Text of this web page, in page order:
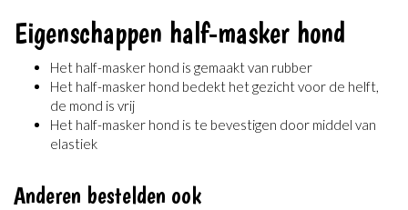
Eigenschappen half-masker hond
Het half-masker hond is gemaakt van rubber
Het half-masker hond bedekt het gezicht voor de helft,
de mond is vrij
Het half-masker hond is te bevestigen door middel van
elastiek
Anderen bestelden ook